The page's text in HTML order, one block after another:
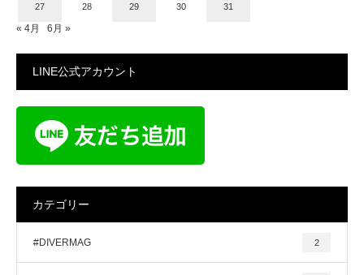
27 28 29 30 31
« 4月 6月 »
LINE公式アカウント
カテゴリー
#DIVERMAG 2